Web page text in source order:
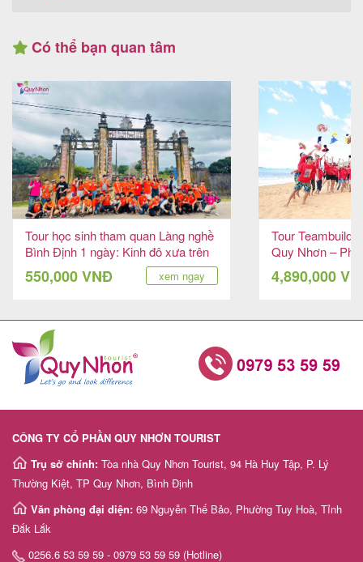
Có thể bạn quan tâm
Tour học sinh tham quan Làng nghề
Bình Định 1 ngày: Kinh đô xưa trên
đất Chăm Pa
550,000 VNĐ xem ngay
Tour
Quy Nhơn –
4,890,000
CÔNG TY CỔ PHẦN QUY NHƠN TOURIST
Trụ sở chính: Tòa nhà Quy Nhơn Tourist, 94 Hà Huy Tập, P. Lý
Thường Kiệt, TP Quy Nhơn, Bình Định
Văn phòng đại diện: 69 Nguyễn Thế Bảo, Phường Tuy Hoà, Tỉnh
Đắk Lắk
0256.6 53 59 59 - 0979 53 59 59 (Hotline)